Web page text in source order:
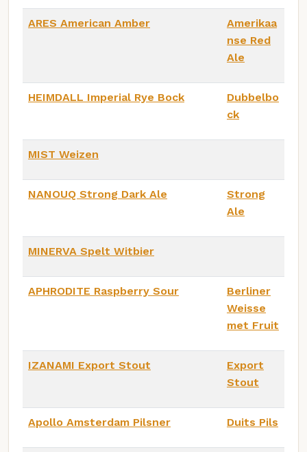
ARES American Amber
Amerikaa
nse Red
Ale
HEIMDALL Imperial Rye Bock
Dubbelbo
ck
MIST Weizen
NANOUQ Strong Dark Ale
Strong
Ale
MINERVA Spelt Witbier
APHRODITE Raspberry Sour
Berliner
Weisse
met Fruit
IZANAMI Export Stout
Export
Stout
Apollo Amsterdam Pilsner Duits Pils